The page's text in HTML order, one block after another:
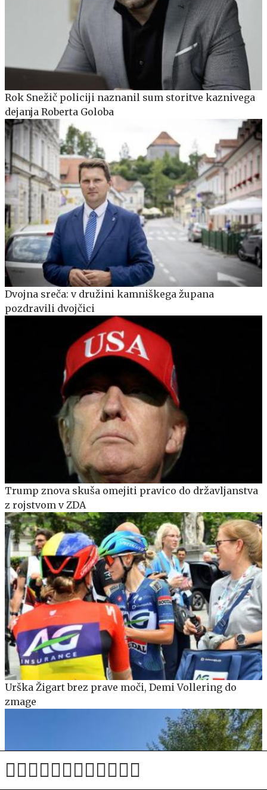
Rok Snežič policiji naznanil sum storitve kaznivega
dejanja Roberta Goloba
Dvojna sreča: v družini kamniškega župana
pozdravili dvojčici
Trump znova skuša omejiti pravico do državljanstva
z rojstvom v ZDA
Urška Žigart brez prave moči, Demi Vollering do
zmage